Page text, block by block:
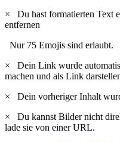
×
Du hast formatierten Text
entfernen
Nur 75 Emojis sind erlaubt.
×
Dein Link wurde
machen und als Link
×
Dein vorheriger Inhalt
×
Du kannst Bilder nicht
lade sie von einer URL.